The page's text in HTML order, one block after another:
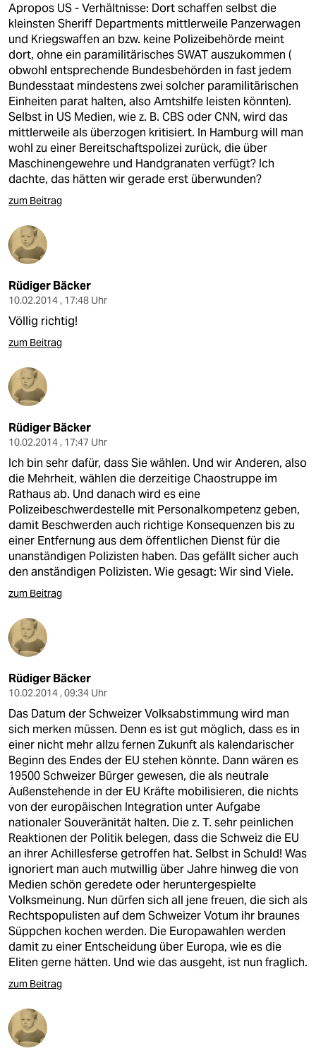
Apropos US - Verhältnisse: Dort schaffen selbst die
kleinsten Sheriff Departments mittlerweile Panzerwagen
und Kriegswaffen an bzw. keine Polizeibehörde meint
dort, ohne ein paramilitärisches SWAT auszukommen (
obwohl entsprechende Bundesbehörden in fast jedem
Bundesstaat mindestens zwei solcher paramilitärischen
Einheiten parat halten, also Amtshilfe leisten könnten).
Selbst in US Medien, wie z. B. CBS oder CNN, wird das
mittlerweile als überzogen kritisiert. In Hamburg will man
wohl zu einer Bereitschaftspolizei zurück, die über
Maschinengewehre und Handgranaten verfügt? Ich
dachte, das hätten wir gerade erst überwunden?
zum Beitrag
Rüdiger Bäcker
10.02.2014 , 17:48 Uhr
Völlig richtig!
zum Beitrag
Rüdiger Bäcker
10.02.2014 , 17:47 Uhr
Ich bin sehr dafür, dass Sie wählen. Und wir Anderen, also
die Mehrheit, wählen die derzeitige Chaostruppe im
Rathaus ab. Und danach wird es eine
Polizeibeschwerdestelle mit Personalkompetenz geben,
damit Beschwerden auch richtige Konsequenzen bis zu
einer Entfernung aus dem öffentlichen Dienst für die
unanständigen Polizisten haben. Das gefällt sicher auch
den anständigen Polizisten. Wie gesagt: Wir sind Viele.
zum Beitrag
Rüdiger Bäcker
10.02.2014 , 09:34 Uhr
Das Datum der Schweizer Volksabstimmung wird man
sich merken müssen. Denn es ist gut möglich, dass es in
einer nicht mehr allzu fernen Zukunft als kalendarischer
Beginn des Endes der EU stehen könnte. Dann wären es
19500 Schweizer Bürger gewesen, die als neutrale
Außenstehende in der EU Kräfte mobilisieren, die nichts
von der europäischen Integration unter Aufgabe
nationaler Souveränität halten. Die z. T. sehr peinlichen
Reaktionen der Politik belegen, dass die Schweiz die EU
an ihrer Achillesferse getroffen hat. Selbst in Schuld! Was
ignoriert man auch mutwillig über Jahre hinweg die von
Medien schön geredete oder heruntergespielte
Volksmeinung. Nun dürfen sich all jene freuen, die sich als
Rechtspopulisten auf dem Schweizer Votum ihr braunes
Süppchen kochen werden. Die Europawahlen werden
damit zu einer Entscheidung über Europa, wie es die
Eliten gerne hätten. Und wie das ausgeht, ist nun fraglich.
zum Beitrag